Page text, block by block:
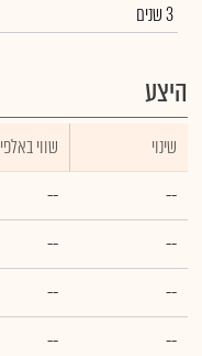
3 שנים
היצע
שינוי ₪ שווי באלפי
--
--
--
--
--
--
--
--